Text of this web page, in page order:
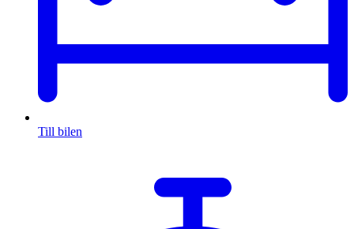
Till bilen